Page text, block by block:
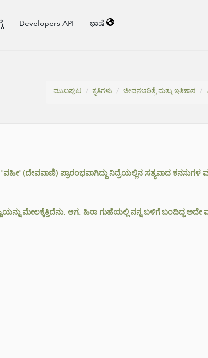
Developers API ಭಾಷೆ
ಮುಖಪುಟ
ಕೃತಿಗಳು ಜೀವನಚರಿತ್ರೆ ಮತ್ತು ಇತಿಹಾಸ
(ದೇವವಾಣಿ) ಪ್ರಾರಂಭವಾಗಿದ್ದು ನಿದ್ರೆಯಲ್ಲಿನ ಸತ್ಯವಾದ
ಮೇಲಕ್ಕೆತ್ತಿದೆನು. ಆಗ, ಹಿರಾ ಗುಹೆಯಲ್ಲಿ ನನ್ನ ಬಳಿಗೆ ಬಂದಿದ್ದ